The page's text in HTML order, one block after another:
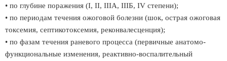
• по глубине поражения (I, II, IIIA, IIIБ, IV степени);
• по периодам течения ожоговой болезни (шок, острая ожоговая
токсемия, септикотоксемия, реконвалесценция);
• по фазам течения раневого процесса (первичные анатомо-
функциональные изменения, реактивно-воспалительный